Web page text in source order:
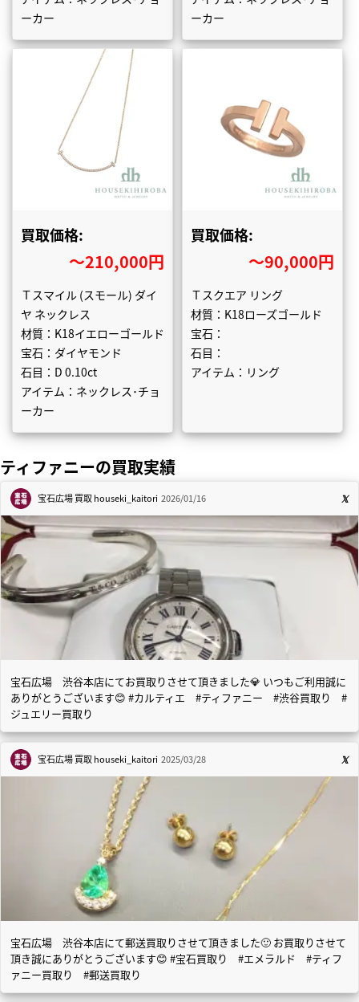
ーカー
ーカー
買取価格:
〜210,000円
Ｔスマイル (スモール) ダイ
ヤ ネックレス
材質：K18イエローゴールド
宝石：ダイヤモンド
石目：D 0.10ct
アイテム：ネックレス･チョ
ーカー
買取価格:
〜90,000円
Ｔスクエア リング
材質：K18ローズゴールド
宝石：
石目：
アイテム：リング
ティファニーの買取実績
宝石広場 買取houseki_kaitori 2026/01/16
宝石広場 渋谷本店にてお買取りさせて頂きました💎 いつもご利用誠に
ありがとうございます😊 #カルティエ #ティファニー #渋谷買取り #
ジュエリー買取り
宝石広場 買取houseki_kaitori 2025/03/28
宝石広場 渋谷本店にて郵送買取りさせて頂きました🙂 お買取りさせて
頂き誠にありがとうございます😊 #宝石買取り #エメラルド #ティフ
ァニー買取り #郵送買取り